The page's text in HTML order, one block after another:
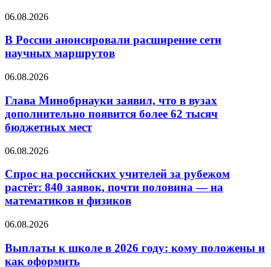
06.08.2026
В России анонсировали расширение сети
научных маршрутов
06.08.2026
Глава Минобрнауки заявил, что в вузах
дополнительно появится более 62 тысяч
бюджетных мест
06.08.2026
Спрос на российских учителей за рубежом
растёт: 840 заявок, почти половина — на
математиков и физиков
06.08.2026
Выплаты к школе в 2026 году: кому положены и
как оформить